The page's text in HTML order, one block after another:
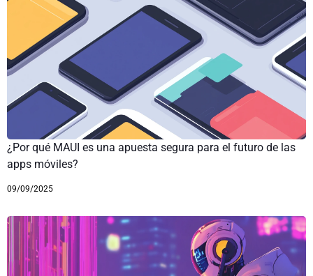
¿Por qué MAUI es una apuesta segura para el futuro de las
apps móviles?
09/09/2025